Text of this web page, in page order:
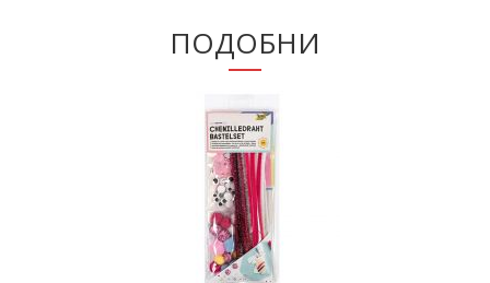
ПОДОБНИ